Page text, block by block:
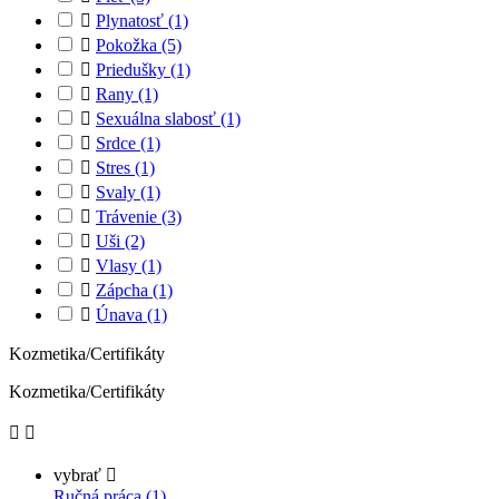
 Plynatosť (1)
 Pokožka (5)
 Priedušky (1)
 Rany (1)
 Sexuálna slabosť (1)
 Srdce (1)
 Stres (1)
 Svaly (1)
 Trávenie (3)
 Uši (2)
 Vlasy (1)
 Zápcha (1)
 Únava (1)
Kozmetika/Certifikáty
Kozmetika/Certifikáty
 
vybrať 